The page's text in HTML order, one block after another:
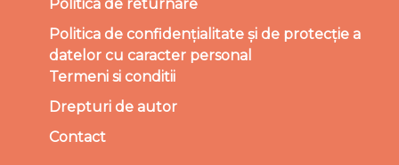
Politica de returnare
Politica de confidențialitate și de protecție a
datelor cu caracter personal
Termeni si conditii
Drepturi de autor
Contact